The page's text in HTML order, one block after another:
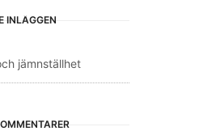
INLÄGGEN
jämnställhet